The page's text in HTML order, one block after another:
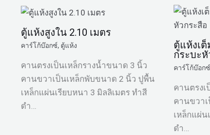
ตู้แห้งสูงใน 2.10 เมตร
คาร์โก้บ๊อกซ์, ตู้แห้ง
คานตรงเป็นเหล็กรางน้ำขนาด 3 นิ้ว
คานขวาเป็นเหล็กพับขนาด 2 นิ้ว ปูพื้น
เหล็กแผ่นเรียบหนา 3 มิลลิเมตร ทำสี
ดำ…
ตู้แห้งเต็
กระบะ
คาร์โก้บ๊อก
คานตรง
คานขวา
เหล็กแผ่น
ดำ…